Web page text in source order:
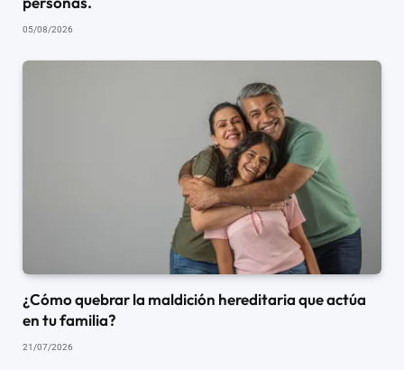
05/08/2026
¿Cómo quebrar la maldición hereditaria que actúa
en tu familia?
21/07/2026